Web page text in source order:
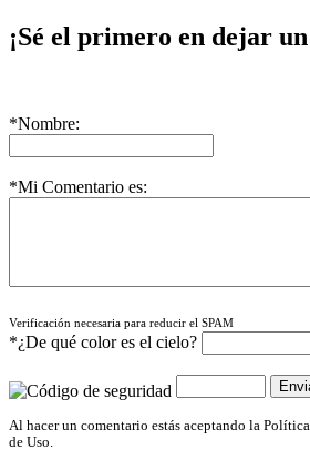
¡Sé el primero en dejar
*Nombre:
*Mi Comentario es:
Verificación necesaria para reducir el SPAM
*¿De qué color es el cielo?
Al hacer un comentario estás aceptando la
de Uso.